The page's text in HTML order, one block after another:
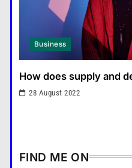
Travel
What are
Business
How does supply and
28 August 2022
FIND ME ON